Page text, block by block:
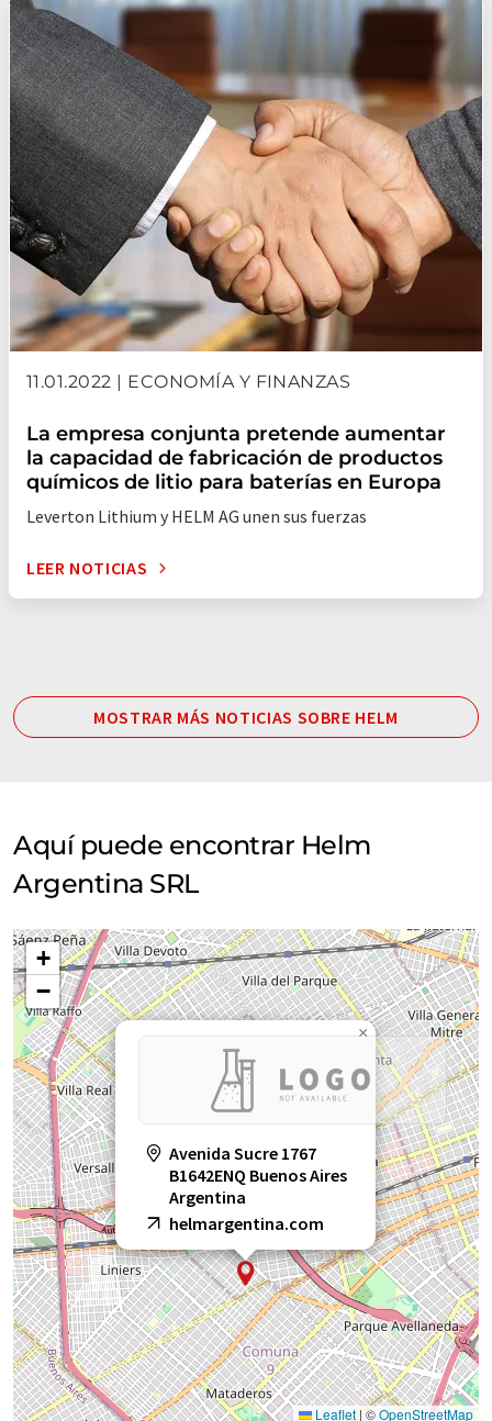
11.01.2022 | ECONOMÍA Y FINANZAS
La empresa conjunta pretende aumentar
la capacidad de fabricación de productos
químicos de litio para baterías en Europa
Leverton Lithium y HELM AG unen sus fuerzas
LEER NOTICIAS
MOSTRAR MÁS NOTICIAS SOBRE HELM
Aquí puede encontrar Helm
Argentina SRL
Avenida Sucre 1767
B1642ENQ Buenos Aires
Argentina
helmargentina.com
×
+
−
Leaflet|©OpenStreetMap